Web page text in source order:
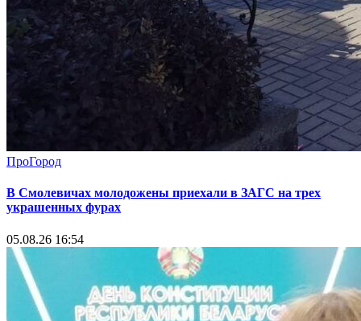
ПроГород
В Смолевичах молодожены приехали в ЗАГС на трех
украшенных фурах
05.08.26 16:54